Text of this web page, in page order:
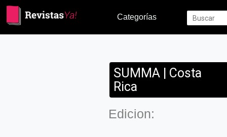
Categorías
SUMMA | Costa
Rica
Edicion: